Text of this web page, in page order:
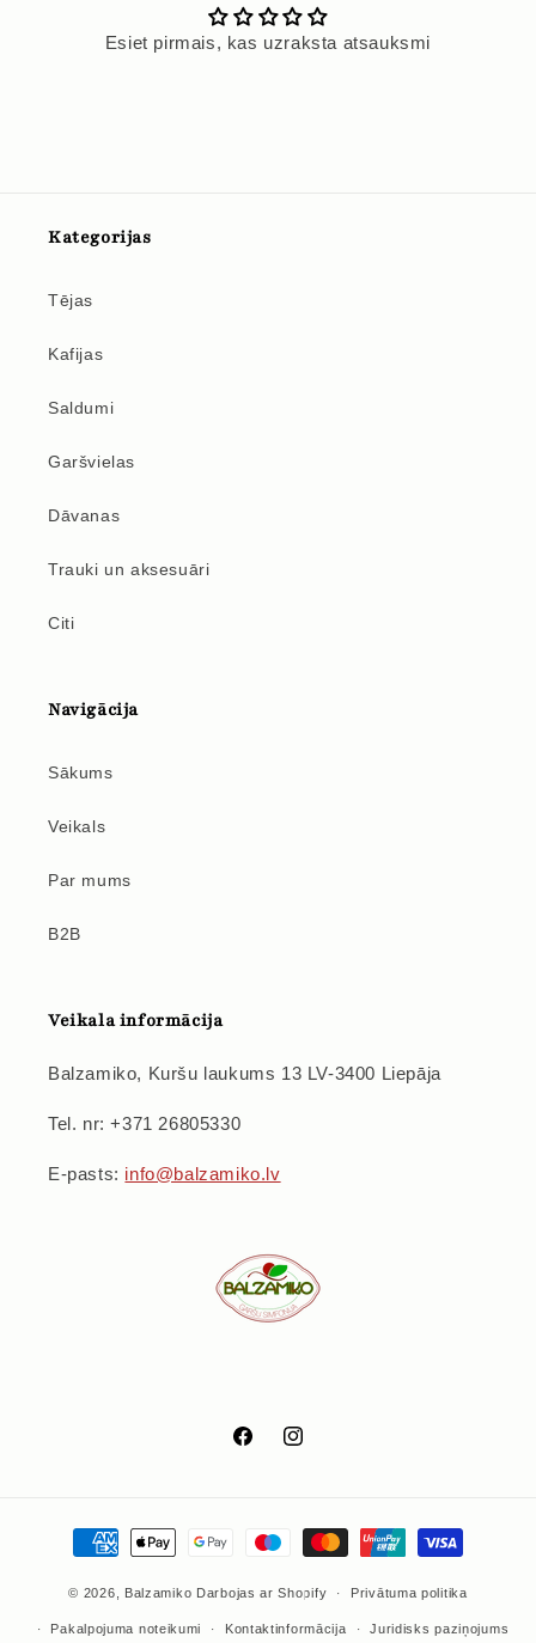
Esiet pirmais, kas uzraksta atsauksmi
Kategorijas
Tējas
Kafijas
Saldumi
Garšvielas
Dāvanas
Trauki un aksesuāri
Citi
Navigācija
Sākums
Veikals
Par mums
B2B
Veikala informācija
Balzamiko, Kuršu laukums 13 LV-3400 Liepāja
Tel. nr: +371 26805330
E-pasts: info@balzamiko.lv
FacebookInstagram
Maksājumu
metodes
© 2026, Balzamiko Darbojas ar Shopify Privātuma politika
Pakalpojuma noteikumi Kontaktinformācija Juridisks paziņojums